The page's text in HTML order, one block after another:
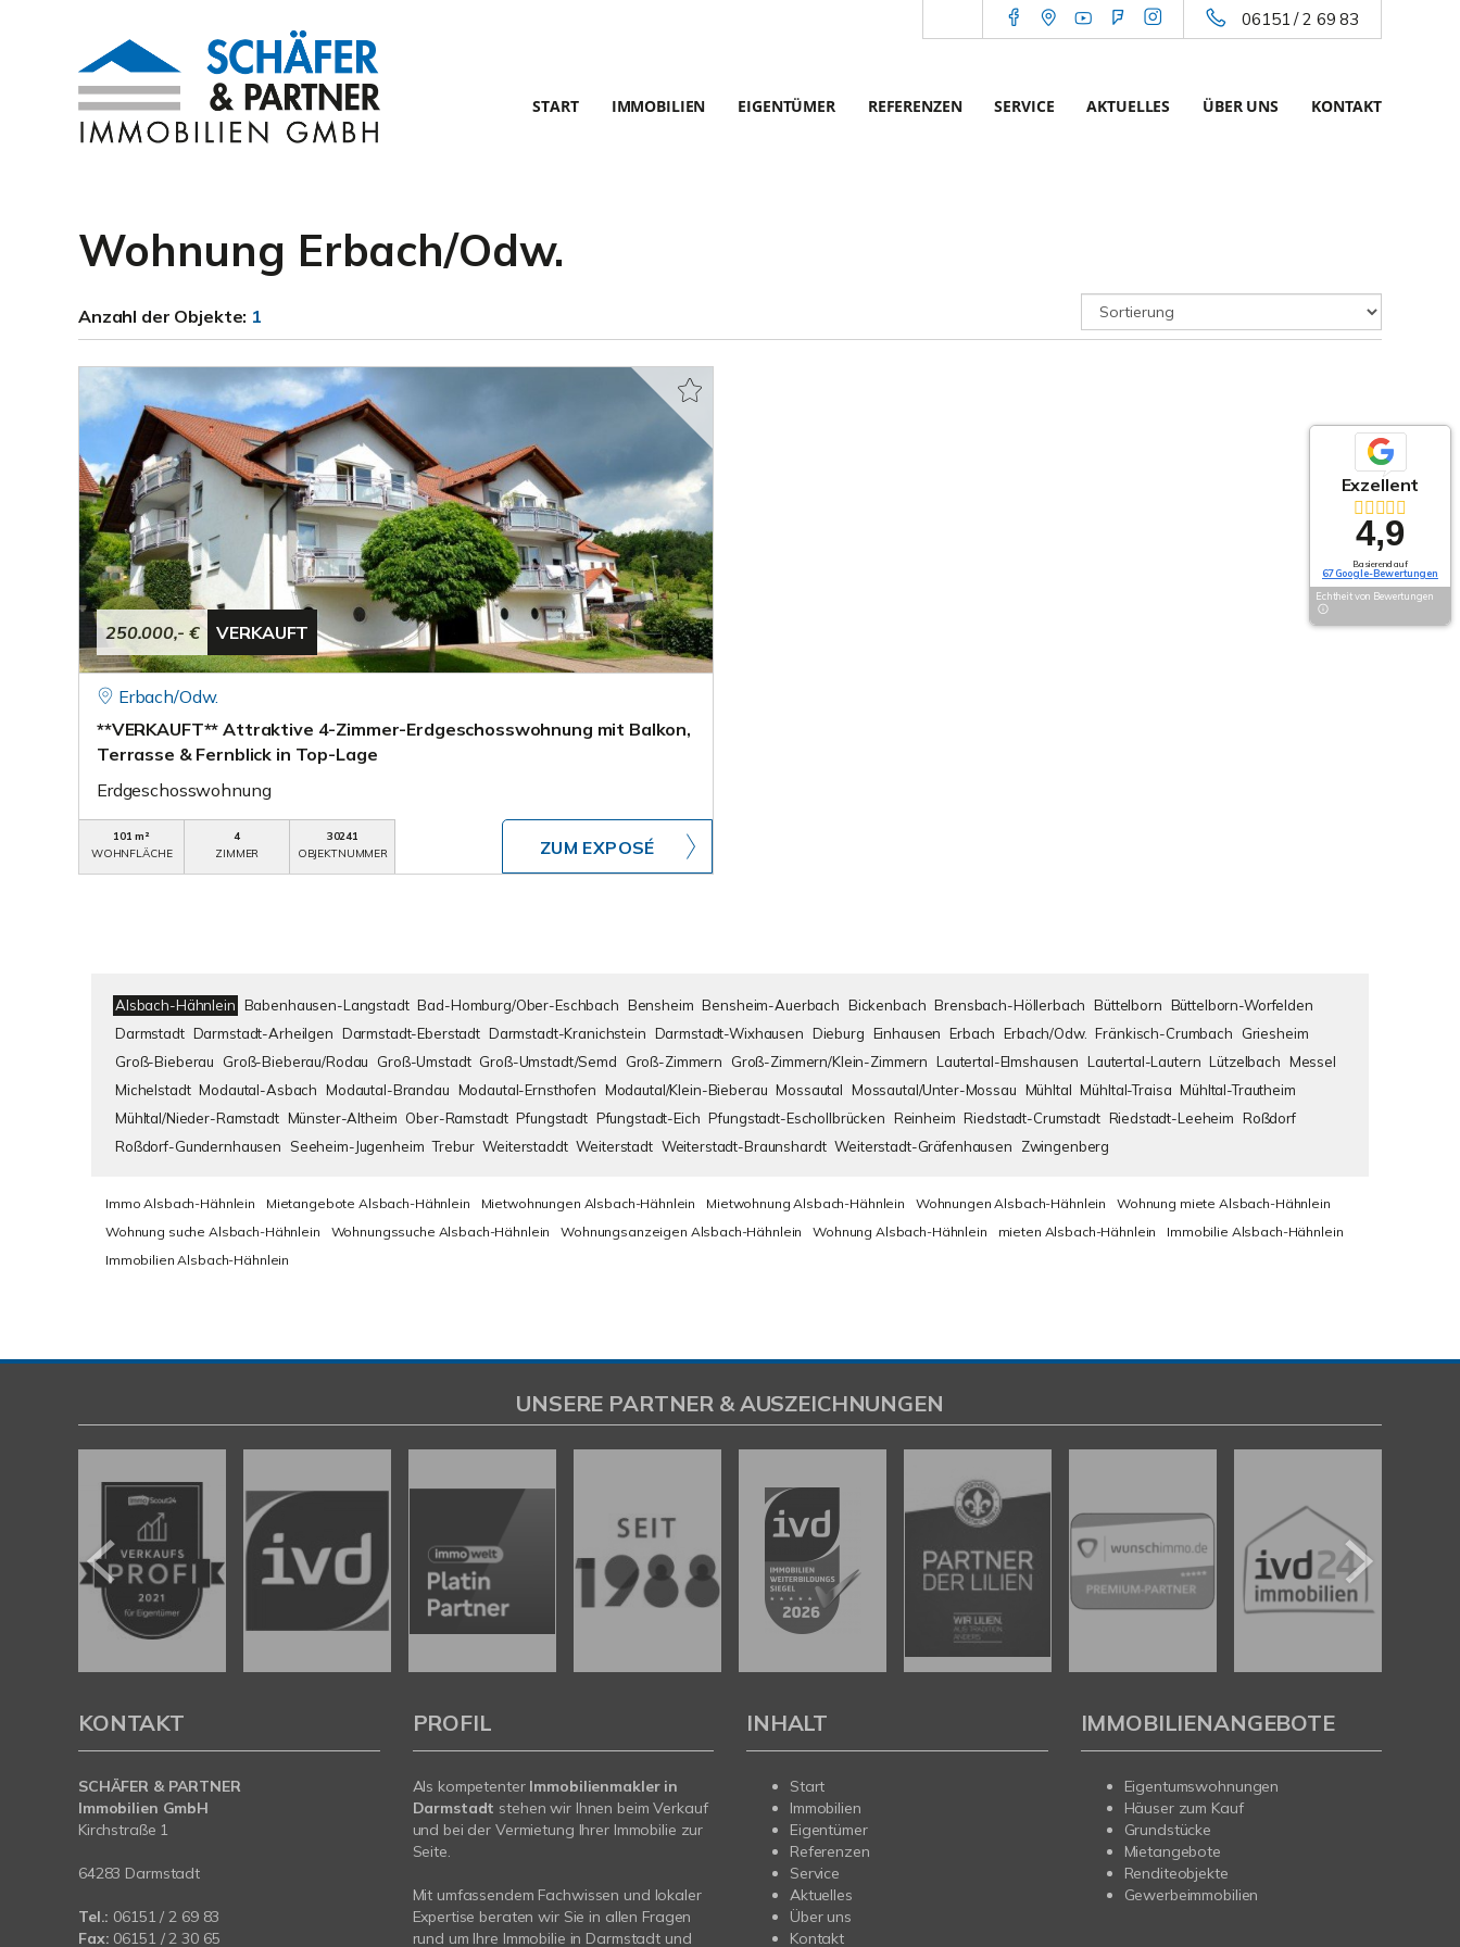
06151 / 2 69 83
START IMMOBILIEN EIGENTÜMER REFERENZEN SERVICE AKTUELLES ÜBER UNS KONTAKT
Wohnung Erbach/Odw.
Anzahl der Objekte: 1
250.000,- € VERKAUFT
Erbach/Odw.
**VERKAUFT** Attraktive 4-Zimmer-Erdgeschosswohnung mit Balkon,
Terrasse & Fernblick in Top-Lage
Erdgeschosswohnung
101 m²
WOHNFLÄCHE
4
ZIMMER
30241
OBJEKTNUMMER
ZUM EXPOSÉ
Alsbach-Hähnlein Babenhausen-Langstadt Bad-Homburg/Ober-Eschbach Bensheim Bensheim-Auerbach Bickenbach Brensbach-Höllerbach Büttelborn Büttelborn-Worfelden
Darmstadt Darmstadt-Arheilgen Darmstadt-Eberstadt Darmstadt-Kranichstein Darmstadt-Wixhausen Dieburg Einhausen Erbach Erbach/Odw. Fränkisch-Crumbach
Griesheim
Groß-Bieberau
Groß-Bieberau/Rodau Groß-Umstadt Groß-Umstadt/Semd Groß-Zimmern Groß-Zimmern/Klein-Zimmern Lautertal-Elmshausen Lautertal-Lautern Lützelbach Messel
Michelstadt Modautal-Asbach Modautal-Brandau Modautal-Ernsthofen Modautal/Klein-Bieberau Mossautal Mossautal/Unter-Mossau Mühltal Mühltal-Traisa Mühltal-Trautheim
Mühltal/Nieder-Ramstadt Münster-Altheim Ober-Ramstadt Pfungstadt Pfungstadt-Eich Pfungstadt-Eschollbrücken Reinheim Riedstadt-Crumstadt Riedstadt-Leeheim Roßdorf
Roßdorf-Gundernhausen Seeheim-Jugenheim Trebur Weiterstaddt Weiterstadt Weiterstadt-Braunshardt Weiterstadt-Gräfenhausen Zwingenberg
Immo Alsbach-Hähnlein Mietangebote Alsbach-Hähnlein Mietwohnungen Alsbach-Hähnlein Mietwohnung Alsbach-Hähnlein Wohnungen Alsbach-Hähnlein
Wohnung miete Alsbach-Hähnlein
Wohnung suche Alsbach-Hähnlein
Wohnungssuche Alsbach-Hähnlein Wohnungsanzeigen Alsbach-Hähnlein Wohnung Alsbach-Hähnlein mieten Alsbach-Hähnlein
Immobilie Alsbach-Hähnlein
Immobilien Alsbach-Hähnlein
Exzellent
4,9
Basierend auf
67 Google-Bewertungen
Echtheit von Bewertungen
UNSERE PARTNER & AUSZEICHNUNGEN
KONTAKT
SCHÄFER & PARTNER
Immobilien GmbH
Kirchstraße 1
64283 Darmstadt
Tel.: 06151 / 2 69 83
Fax: 06151 / 2 30 65
PROFIL
Als kompetenter Immobilienmakler in
Darmstadt stehen wir Ihnen beim Verkauf
und bei der Vermietung Ihrer Immobilie zur
Seite.
Mit umfassendem Fachwissen und lokaler
Expertise beraten wir Sie in allen Fragen
rund um Ihre Immobilie in Darmstadt und
INHALT
Start
Immobilien
Eigentümer
Referenzen
Service
Aktuelles
Über uns
Kontakt
IMMOBILIENANGEBOTE
Eigentumswohnungen
Häuser zum Kauf
Grundstücke
Mietangebote
Renditeobjekte
Gewerbeimmobilien